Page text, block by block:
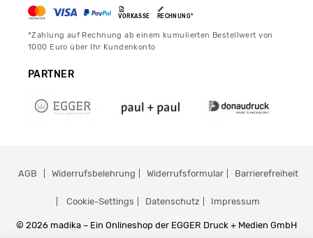
VORKASSE RECHNUNG*
*Zahlung auf Rechnung ab einem kumulierten Bestellwert von
1000 Euro über Ihr Kundenkonto
PARTNER
© 2026 madika – Ein Onlineshop der EGGER Druck + Medien GmbH
AGB Widerrufsbelehrung Widerrufsformular Barrierefreiheit
Cookie-Settings Datenschutz Impressum